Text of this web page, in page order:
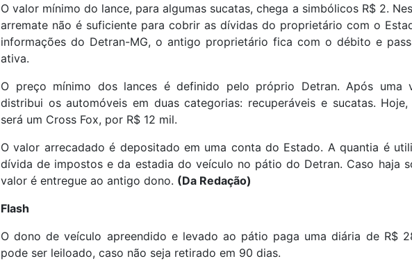
O valor mínimo do lance, para algumas sucatas, chega a simbólicos R$ 2.
arremate não é suficiente para cobrir as dívidas do proprietário com o
informações do Detran-MG, o antigo proprietário fica com o débito e
ativa.
O preço mínimo dos lances é definido pelo próprio Detran. Após uma
distribui os automóveis em duas categorias: recuperáveis e sucatas.
será um Cross Fox, por R$ 12 mil.
O valor arrecadado é depositado em uma conta do Estado. A quantia é
dívida de impostos e da estadia do veículo no pátio do Detran. Caso haja
valor é entregue ao antigo dono. (Da Redação)
Flash
O dono de veículo apreendido e levado ao pátio paga uma diária de R$
pode ser leiloado, caso não seja retirado em 90 dias.